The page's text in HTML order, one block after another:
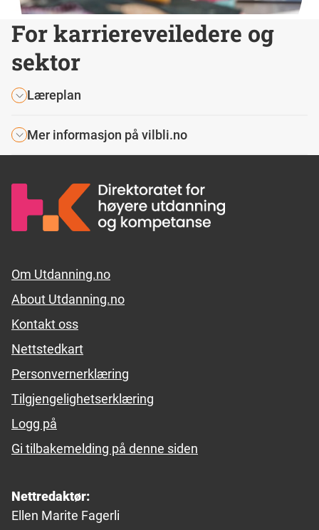
For karriereveiledere og
sektor
Læreplan
Mer informasjon på vilbli.no
Footer links
Om Utdanning.no
About Utdanning.no
Kontakt oss
Nettstedkart
Personvernerklæring
Tilgjengelighetserklæring
Logg på
Gi tilbakemelding på denne siden
Nettredaktør:
Ellen Marite Fagerli